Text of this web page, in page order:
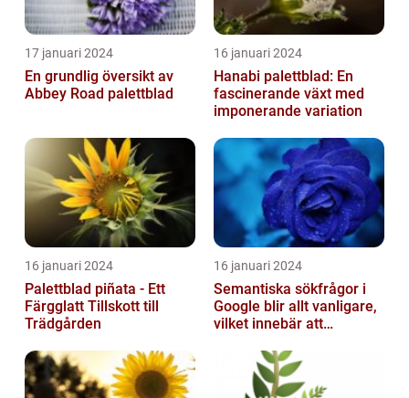
17 januari 2024
En grundlig översikt av
Abbey Road palettblad
16 januari 2024
Hanabi palettblad: En
fascinerande växt med
imponerande variation
16 januari 2024
Palettblad piñata - Ett
Färgglatt Tillskott till
Trädgården
16 januari 2024
Semantiska sökfrågor i
Google blir allt vanligare,
vilket innebär att
att fö...